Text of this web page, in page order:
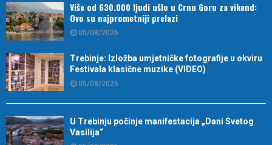
Više od 630.000 ljudi ušlo u Crnu Goru za vikend:
Ovo su najprometniji prelazi
05/08/2026
Trebinje: Izložba umjetničke fotografije u okviru
Festivala klasične muzike (VIDEO)
05/08/2026
U Trebinju počinje manifestacija „Dani Svetog
Vasilija“